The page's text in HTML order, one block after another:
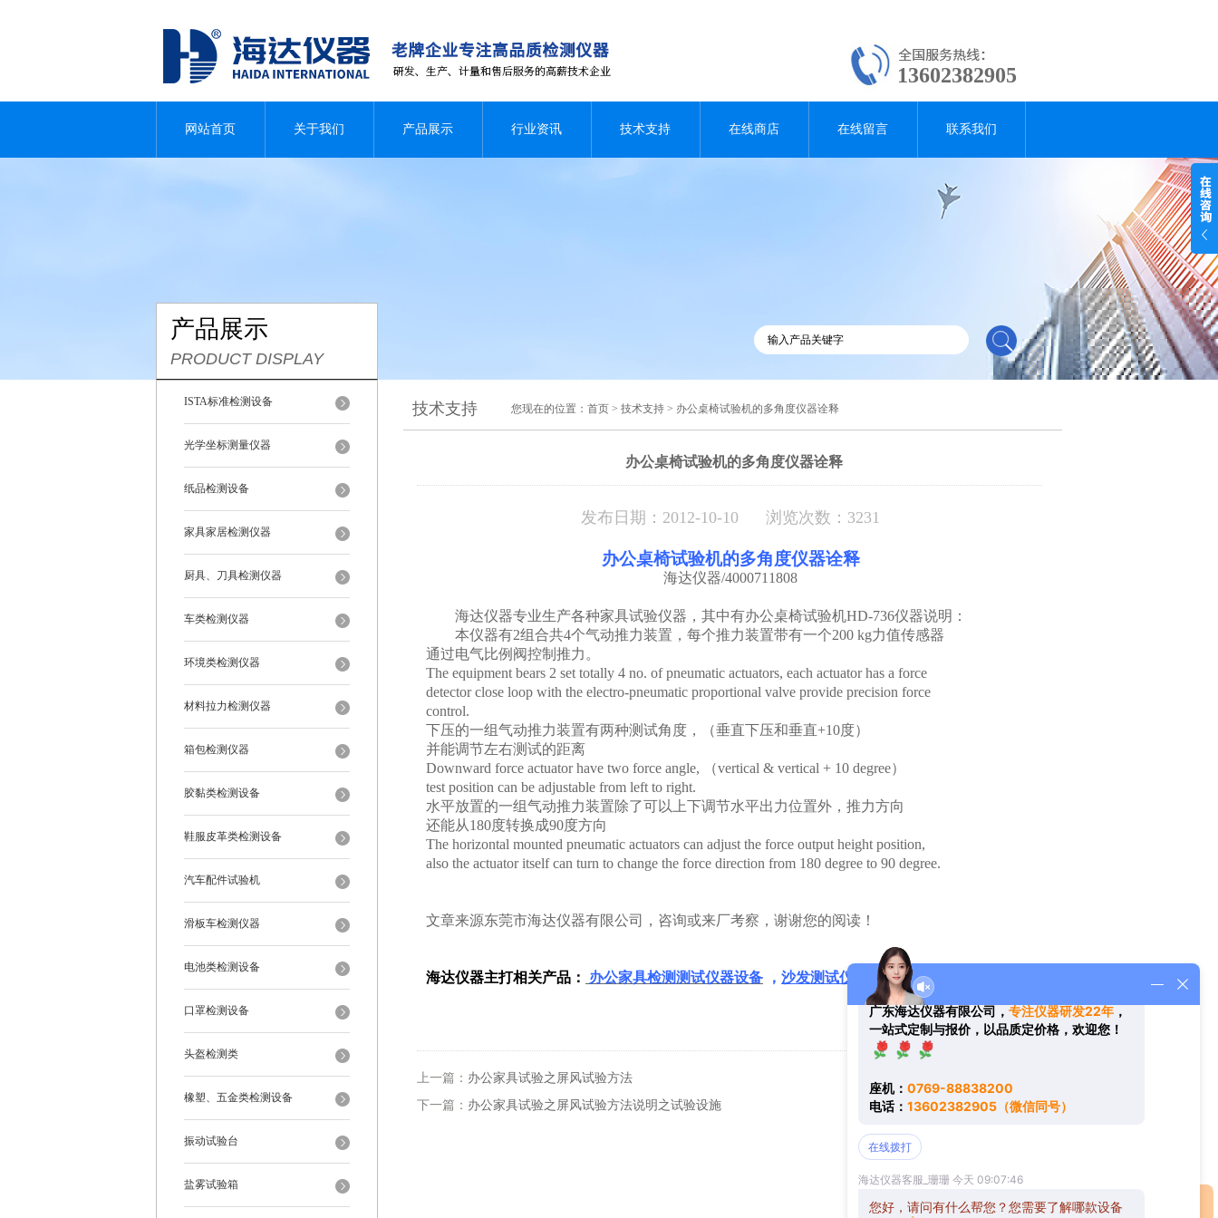
在线交流
服务，请问您要咨询什么问题呢？
13602382905
网站首页 关于我们 产品展示 行业资讯 技术支持 在线商店 在线留言 联系我们
产品展示
PRODUCT DISPLAY
ISTA标准检测设备
光学坐标测量仪器
纸品检测设备
家具家居检测仪器
厨具、刀具检测仪器
车类检测仪器
环境类检测仪器
材料拉力检测仪器
箱包检测仪器
胶黏类检测设备
鞋服皮革类检测设备
汽车配件试验机
滑板车检测仪器
电池类检测设备
口罩检测设备
头盔检测类
橡塑、五金类检测设备
振动试验台
盐雾试验箱
技术支持 您现在的位置： 首页 > 技术支持 > 办公桌椅试验机的多角度仪器诠释
办公桌椅试验机的多角度仪器诠释
发布日期：2012-10-10 浏览次数：3231
办公桌椅试验机的多角度仪器诠释
海达仪器/4000711808
海达仪器专业生产各种家具试验仪器，其中有办公桌椅试验机HD-736仪器说明：
本仪器有2组合共4个气动推力装置，每个推力装置带有一个200 kg力值传感器
通过电气比例阀控制推力。
The equipment bears 2 set totally 4 no. of pneumatic actuators, each actuator has a force
detector close loop with the electro-pneumatic proportional valve provide precision force
control.
下压的一组气动推力装置有两种测试角度，（垂直下压和垂直+10度）
并能调节左右测试的距离
Downward force actuator have two force angle, （vertical & vertical + 10 degree）
test position can be adjustable from left to right.
水平放置的一组气动推力装置除了可以上下调节水平出力位置外，推力方向
还能从180度转换成90度方向
The horizontal mounted pneumatic actuators can adjust the force output height position,
also the actuator itself can turn to change the force direction from 180 degree to 90 degree.
文章来源东莞市海达仪器有限公司，咨询或来厂考察，谢谢您的阅读！
海达仪器主打相关产品： 办公家具检测测试仪器设备 ， 沙发测试仪器
上一篇： 办公家具试验之屏风试验方法
下一篇： 办公家具试验之屏风试验方法说明之试验设施
返回